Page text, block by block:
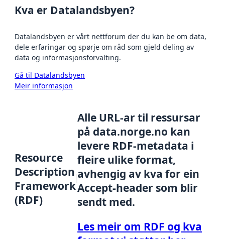
Kva er Datalandsbyen?
Datalandsbyen er vårt nettforum der du kan be om data,
dele erfaringar og spørje om råd som gjeld deling av
data og informasjonsforvalting.
Gå til Datalandsbyen
Meir informasjon
Resource
Description
Framework
(RDF)
Alle URL-ar til ressursar
på data.norge.no kan
levere RDF-metadata i
fleire ulike format,
avhengig av kva for ein
Accept-header som blir
sendt med.
Les meir om RDF og kva